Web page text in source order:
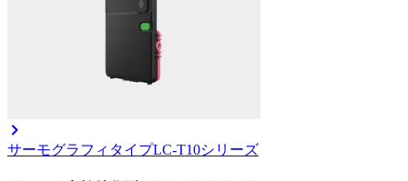
サーモグラフィタイプLC-T10シリーズ